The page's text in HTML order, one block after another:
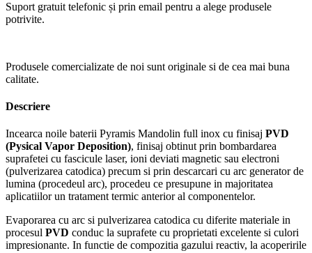
Suport gratuit telefonic și prin email pentru a alege produsele
potrivite.
Produsele comercializate de noi sunt originale si de cea mai buna
calitate.
Descriere
Incearca noile baterii Pyramis Mandolin full inox cu finisaj PVD
(Pysical Vapor Deposition), finisaj obtinut prin bombardarea
suprafetei cu fascicule laser, ioni deviati magnetic sau electroni
(pulverizarea catodica) precum si prin descarcari cu arc generator de
lumina (procedeul arc), procedeu ce presupune in majoritatea
aplicatiilor un tratament termic anterior al componentelor.
Evaporarea cu arc si pulverizarea catodica cu diferite materiale in
procesul PVD conduc la suprafete cu proprietati excelente si culori
impresionante. In functie de compozitia gazului reactiv, la acoperirile